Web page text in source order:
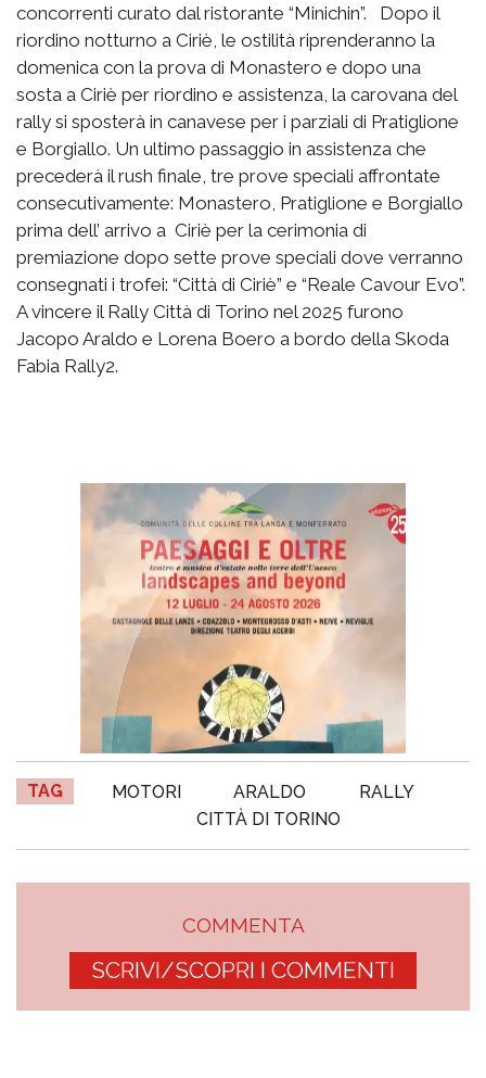
concorrenti curato dal ristorante “Minichin”. Dopo il
riordino notturno a Ciriè, le ostilità riprenderanno la
domenica con la prova di Monastero e dopo una
sosta a Ciriè per riordino e assistenza, la carovana del
rally si sposterà in canavese per i parziali di Pratiglione
e Borgiallo. Un ultimo passaggio in assistenza che
precederà il rush finale, tre prove speciali affrontate
consecutivamente: Monastero, Pratiglione e Borgiallo
prima dell’ arrivo a Ciriè per la cerimonia di
premiazione dopo sette prove speciali dove verranno
consegnati i trofei: “Città di Ciriè” e “Reale Cavour Evo”.
A vincere il Rally Città di Torino nel 2025 furono
Jacopo Araldo e Lorena Boero a bordo della Skoda
Fabia Rally2.
TAG MOTORI ARALDO
RALLY
CITTÀ DI TORINO
COMMENTA
SCRIVI/SCOPRI I COMMENTI